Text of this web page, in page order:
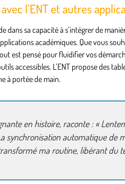
l’ENT et autres
dans sa capacité à s’intégrer de
académiques. Que vous
est pensé pour fluidifier vos
accessibles. L’ENT propose des
à portée de main.
en histoire, raconte : «
synchronisation automatique de
ma routine, libérant du